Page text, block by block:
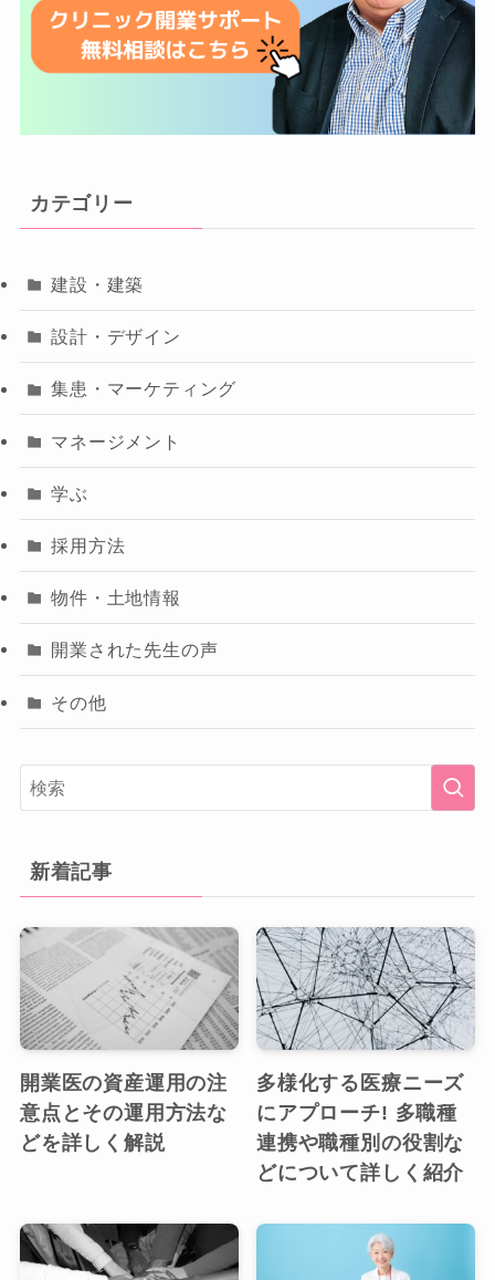
カテゴリー
建設・建築
設計・デザイン
集患・マーケティング
マネージメント
学ぶ
採用方法
物件・土地情報
開業された先生の声
その他
新着記事
開業医の資産運用の注
意点とその運用方法な
どを詳しく解説
多様化する医療ニーズ
にアプローチ! 多職種
連携や職種別の役割な
どについて詳しく紹介